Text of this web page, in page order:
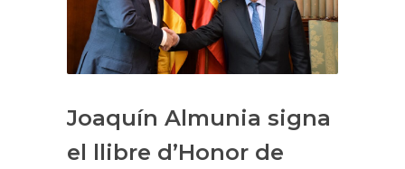
Joaquín Almunia signa
el llibre d’Honor de